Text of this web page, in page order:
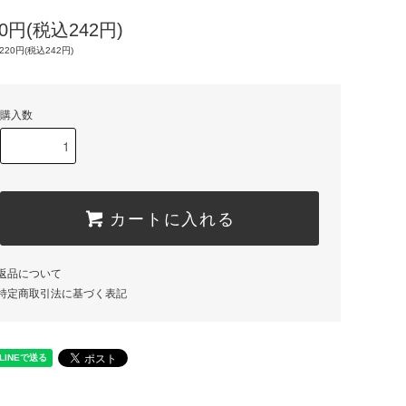
円(税込242円)
円(税込242円)
購入数
カートに入れる
品について
定商取引法に基づく表記